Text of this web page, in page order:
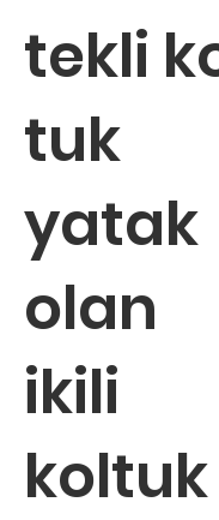
tekli
tuk
yatak
olan
ikili
koltuk